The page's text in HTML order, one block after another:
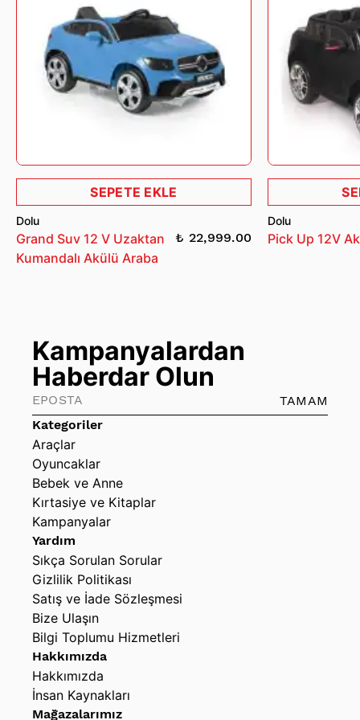
teninizle temas eden kısmına göğüs ucunu örtecek
şekilde yerleştirin. Her emzirmeden sonra veya
gerektikçe pedleri değiştirin. Çocukların erişemeyeceği
yerlerde saklayın. Özellikler: Nefes alabilen üst tabaka.
Yapışkan şerit. İnce anatomik şekil. Süper emici tabaka.
Sızdırmaz kaplama. Fthalat içermez. Renklendirme
SEPETE EKLE
Dolu
Grand Suv 12 V Uzaktan
Kumandalı Akülü Araba
₺ 22,999.00
Dolu
Pick Up 12V
Kategoriler
Araçlar
Oyuncaklar
Bebek ve Anne
Kırtasiye ve Kitaplar
Kampanyalar
Yardım
Sıkça Sorulan Sorular
Gizlilik Politikası
Satış ve İade Sözleşmesi
Bize Ulaşın
Bilgi Toplumu Hizmetleri
Hakkımızda
Hakkımızda
İnsan Kaynakları
Mağazalarımız
Kampanyalardan
Haberdar Olun
TAMAM